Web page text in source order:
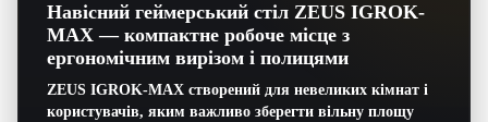
Навісний геймерський стіл ZEUS IGROK-
MAX — компактне робоче місце з
ергономічним вирізом і полицями
ZEUS IGROK-MAX створений для невеликих кімнат і
користувачів, яким важливо зберегти вільну площу